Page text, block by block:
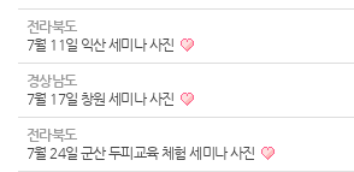
전라북도
7월 11일 익산 세미나 사진
경상남도
7월 17일 창원 세미나 사진
전라북도
7월 24일 군산 두피교육 체험 세미나 사진